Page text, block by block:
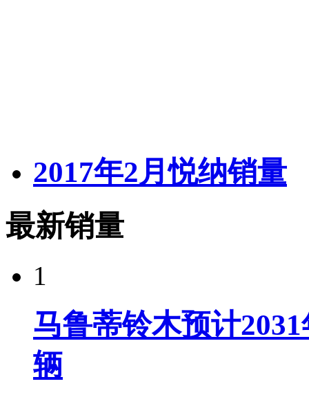
2017年2月悦纳销量
最新销量
1
马鲁蒂铃木预计
辆